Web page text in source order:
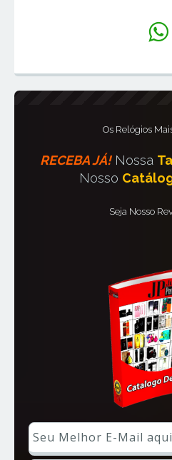
Os Relógios
RECEBA JÁ!Nossa
Nosso
Seja Nosso